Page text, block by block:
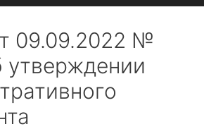
09.09.2022 №
утверждении